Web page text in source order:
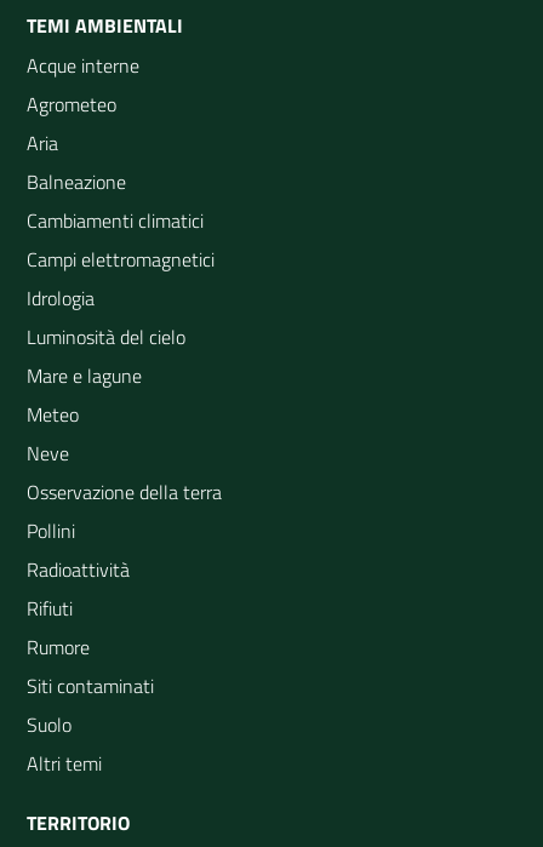
TEMI AMBIENTALI
Acque interne
Agrometeo
Aria
Balneazione
Cambiamenti climatici
Campi elettromagnetici
Idrologia
Luminosità del cielo
Mare e lagune
Meteo
Neve
Osservazione della terra
Pollini
Radioattività
Rifiuti
Rumore
Siti contaminati
Suolo
Altri temi
TERRITORIO